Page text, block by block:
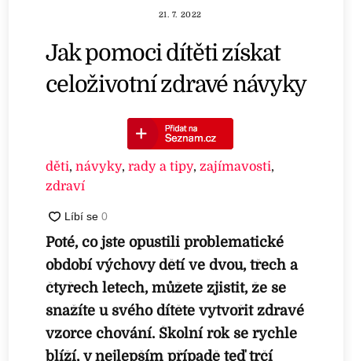
21. 7. 2022
Jak pomoci dítěti získat
celoživotní zdravé návyky
děti,návyky,rady a tipy, zajímavosti,
zdraví
Poté, co jste opustili problematické
období výchovy dětí ve dvou, třech a
čtyřech letech, můžete zjistit, že se
snažíte u svého dítěte vytvořit zdravé
vzorce chování. Školní rok se rychle
blíží, v nejlepším případě teď trčí